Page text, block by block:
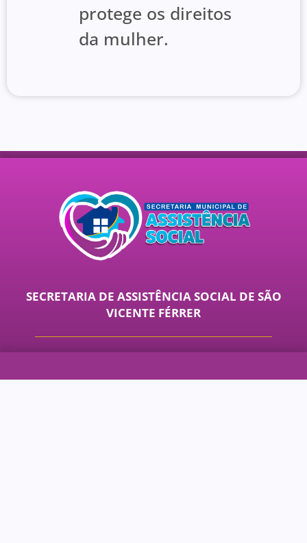
protege os direitos
da mulher.
SECRETARIA DE ASSISTÊNCIA SOCIAL DE SÃO
VICENTE FÉRRER